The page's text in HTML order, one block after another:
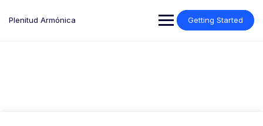
Plenitud Armónica Getting Started